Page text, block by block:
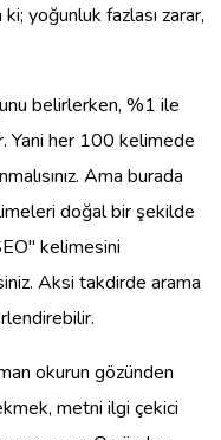
yoğunluk fazlası zarar,
belirlerken, %1 ile
Yani her 100 kelimede
Ama burada
doğal bir şekilde
kelimesini
Aksi takdirde arama
okurun gözünden
metni ilgi çekici